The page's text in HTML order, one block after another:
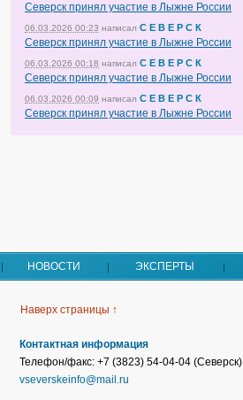
Северск принял участие в Лыжне России
06.03.2026 00:23 написал С Е В Е Р С К
Северск принял участие в Лыжне России
06.03.2026 00:18 написал С Е В Е Р С К
Северск принял участие в Лыжне России
06.03.2026 00:09 написал С Е В Е Р С К
Северск принял участие в Лыжне России
НОВОСТИ ЭКСПЕРТЫ
Наверх страницы ↑
Контактная информация
Телефон/факс: +7 (3823) 54-04-04 (Северск)
vseverskeinfo@mail.ru